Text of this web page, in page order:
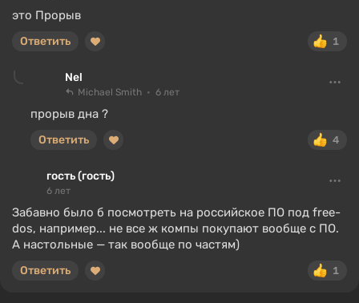
это Прорыв
1
Ответить
Nel
Michael Smith 6 лет
прорыв дна ?
4
Ответить
гость (гость)
6 лет
Забавно было б посмотреть на российское ПО под free-
dos, например... не все ж компы покупают вообще с ПО.
А настольные — так вообще по частям)
1
Ответить